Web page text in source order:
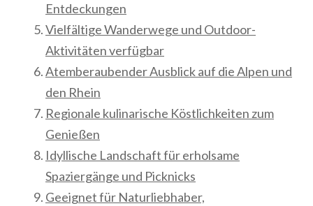
Entdeckungen
Vielfältige Wanderwege und Outdoor-
Aktivitäten verfügbar
Atemberaubender Ausblick auf die Alpen und
den Rhein
Regionale kulinarische Köstlichkeiten zum
Genießen
Idyllische Landschaft für erholsame
Spaziergänge und Picknicks
Geeignet für Naturliebhaber,